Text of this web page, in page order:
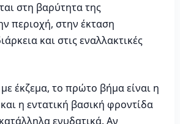
στη βαρύτητα της
περιοχή, στην έκταση
και στις εναλλακτικές
έκζεμα, το πρώτο βήμα είναι η
η εντατική βασική φροντίδα
ενυδατικά. Αν